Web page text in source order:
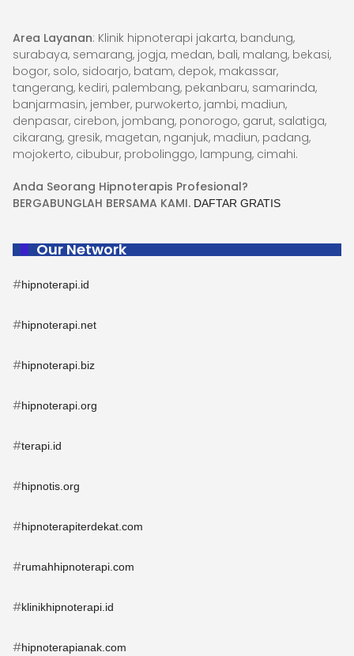
Area Layanan: Klinik hipnoterapi jakarta, bandung,
surabaya, semarang, jogja, medan, bali, malang, bekasi,
bogor, solo, sidoarjo, batam, depok, makassar,
tangerang, kediri, palembang, pekanbaru, samarinda,
banjarmasin, jember, purwokerto, jambi, madiun,
denpasar, cirebon, jombang, ponorogo, garut, salatiga,
cikarang, gresik, magetan, nganjuk, madiun, padang,
mojokerto, cibubur, probolinggo, lampung, cimahi.
Anda Seorang Hipnoterapis Profesional?
BERGABUNGLAH BERSAMA KAMI. DAFTAR GRATIS
Our Network
#hipnoterapi.id
#hipnoterapi.net
#hipnoterapi.biz
#hipnoterapi.org
#terapi.id
#hipnotis.org
#hipnoterapiterdekat.com
#rumahhipnoterapi.com
#klinikhipnoterapi.id
#hipnoterapianak.com